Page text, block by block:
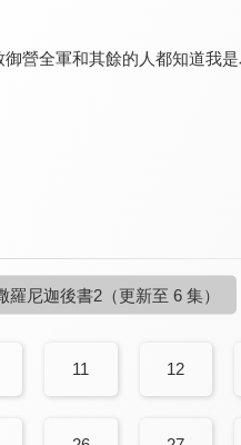
更新至第 12 集 更新
營全軍和其餘的人都知道我
羅尼迦後書2 （更新至 6 集）
11 12